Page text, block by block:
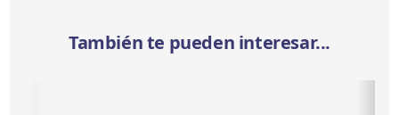
También te pueden interesar...